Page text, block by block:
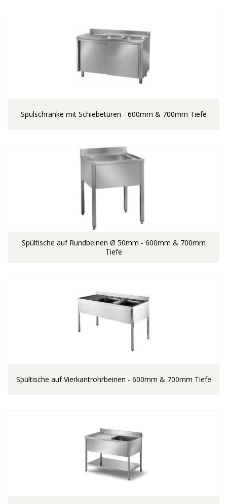
Spülschränke mit Schiebetüren - 600mm & 700mm Tiefe
Spültische auf Rundbeinen Ø 50mm - 600mm & 700mm
Tiefe
Spültische auf Vierkantrohrbeinen - 600mm & 700mm Tiefe